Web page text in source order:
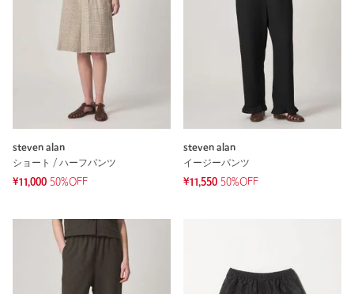
steven alan
ショート / ハーフパンツ
¥11,000 50%OFF
steven alan
イージーパンツ
¥11,550 50%OFF